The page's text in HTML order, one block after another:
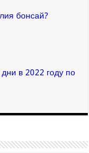
бонсай?
в 2022 году по